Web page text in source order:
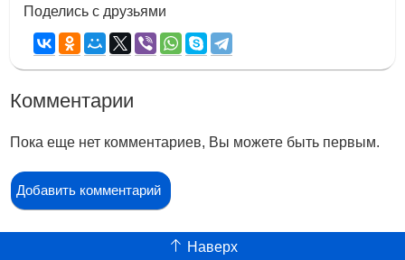
Поделись с друзьями
Комментарии
Пока еще нет комментариев, Вы можете быть первым.
Добавить комментарий
Наверх